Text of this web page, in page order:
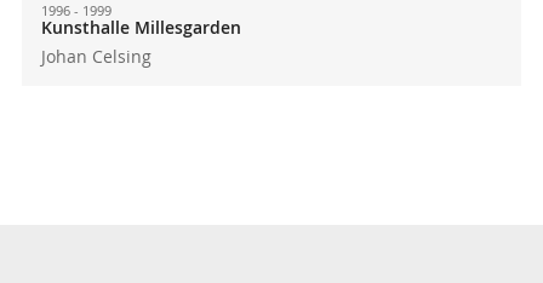
1996 - 1999
Kunsthalle Millesgarden
Johan Celsing